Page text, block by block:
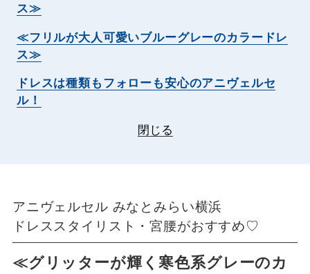
ス≫
≪フリルが大人可愛いブルーグレーのカラードレ
ス≫
ドレスは種類もフォローも安心のアニヴェルセ
ル！
閉じる
アニヴェルセル みなとみらい横浜
ドレススタイリスト・宮腰がおすすめ♡
≪グリッターが輝く寒色系グレーのカ